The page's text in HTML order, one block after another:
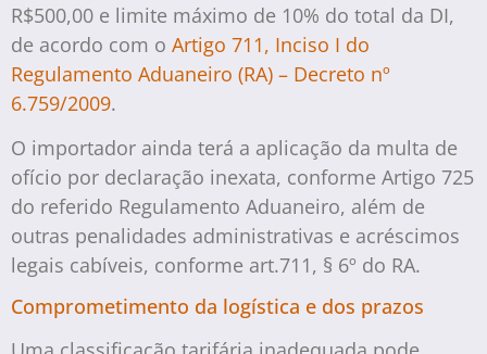
R$500,00 e limite máximo de 10% do total da DI,
de acordo com o Artigo 711, Inciso I do
Regulamento Aduaneiro (RA) – Decreto nº
6.759/2009.
O importador ainda terá a aplicação da multa de
ofício por declaração inexata, conforme Artigo 725
do referido Regulamento Aduaneiro, além de
outras penalidades administrativas e acréscimos
legais cabíveis, conforme art.711, § 6º do RA.
Comprometimento da logística e dos prazos